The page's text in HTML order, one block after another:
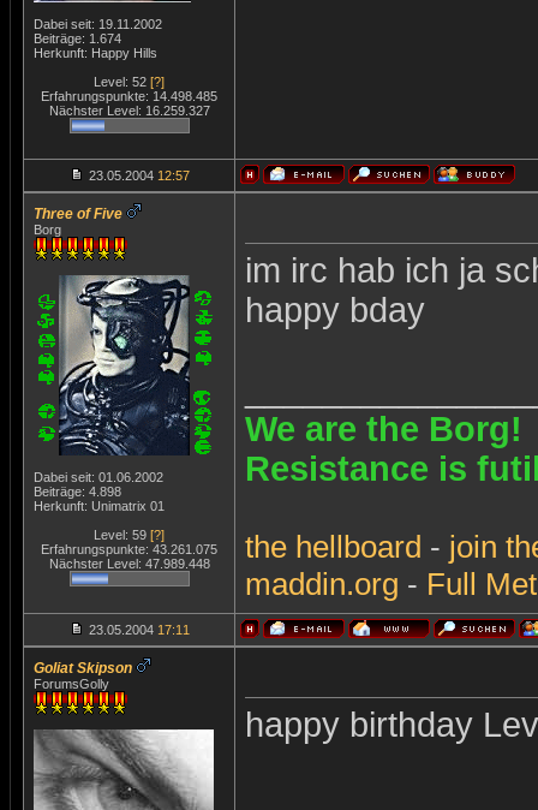
Dabei seit: 19.11.2002
Beiträge: 1.674
Herkunft: Happy Hills
Level: 52 [?]
Erfahrungspunkte: 14.498.485
Nächster Level: 16.259.327
23.05.2004 12:57
Three of Five
Borg
Dabei seit: 01.06.2002
Beiträge: 4.898
Herkunft: Unimatrix 01
Level: 59 [?]
Erfahrungspunkte: 43.261.075
Nächster Level: 47.989.448
im irc hab ich ja
happy bday
We are the Borg!
Resistance is
the hellboard - join
maddin.org - Full
23.05.2004 17:11
Goliat Skipson
ForumsGolly
happy birthday